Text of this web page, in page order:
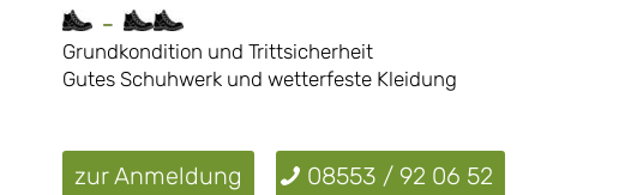
–
Grundkondition und Trittsicherheit
Gutes Schuhwerk und wetterfeste Kleidung
zur Anmeldung 08553 / 92 06 52